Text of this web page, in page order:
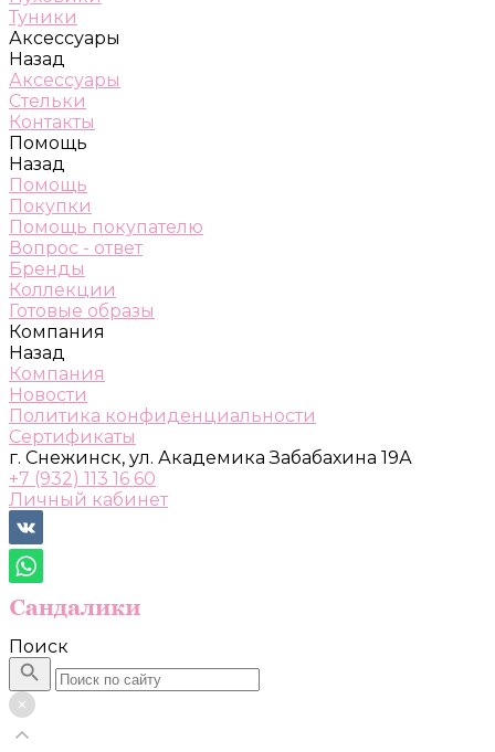
Туники
Аксессуары
Назад
Аксессуары
Стельки
Контакты
Помощь
Назад
Помощь
Покупки
Помощь покупателю
Вопрос - ответ
Бренды
Коллекции
Готовые образы
Компания
Назад
Компания
Новости
Политика конфиденциальности
Сертификаты
г. Снежинск, ул. Академика Забабахина 19А
+7 (932) 113 16 60
Личный кабинет
Поиск